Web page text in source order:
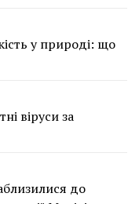
у природі: що
віруси за
до